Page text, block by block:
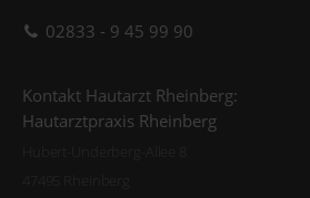
02833 - 9 45 99 90
Kontakt Hautarzt Rheinberg:
Hautarztpraxis Rheinberg